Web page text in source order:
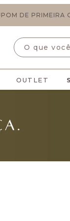
DE PRIMEIRA
OUTLET